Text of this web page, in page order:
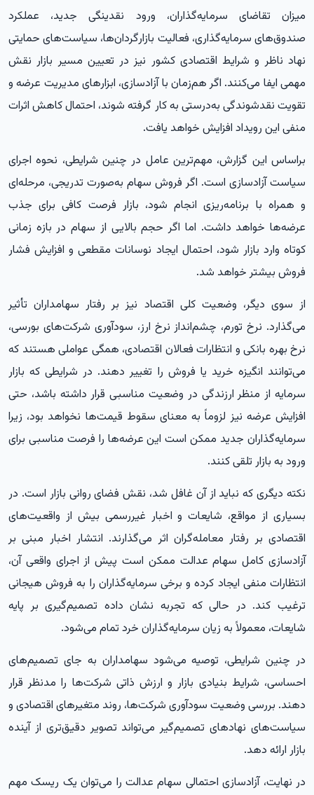
میزان تقاضای سرمایه‌گذاران، ورود نقدینگی جدید، عملکرد
صندوق‌های سرمایه‌گذاری، فعالیت بازارگردان‌ها، سیاست‌های حمایتی
نهاد ناظر و شرایط اقتصادی کشور نیز در تعیین مسیر بازار نقش
مهمی ایفا می‌کنند. اگر هم‌زمان با آزادسازی، ابزارهای مدیریت عرضه و
تقویت نقدشوندگی به‌درستی به کار گرفته شوند، احتمال کاهش اثرات
منفی این رویداد افزایش خواهد یافت.
براساس این گزارش، مهم‌ترین عامل در چنین شرایطی، نحوه اجرای
سیاست آزادسازی است. اگر فروش سهام به‌صورت تدریجی، مرحله‌ای
و همراه با برنامه‌ریزی انجام شود، بازار فرصت کافی برای جذب
عرضه‌ها خواهد داشت. اما اگر حجم بالایی از سهام در بازه زمانی
کوتاه وارد بازار شود، احتمال ایجاد نوسانات مقطعی و افزایش فشار
فروش بیشتر خواهد شد.
از سوی دیگر، وضعیت کلی اقتصاد نیز بر رفتار سهامداران تأثیر
می‌گذارد. نرخ تورم، چشم‌انداز نرخ ارز، سودآوری شرکت‌های بورسی،
نرخ بهره بانکی و انتظارات فعالان اقتصادی، همگی عواملی هستند که
می‌توانند انگیزه خرید یا فروش را تغییر دهند. در شرایطی که بازار
سرمایه از منظر ارزندگی در وضعیت مناسبی قرار داشته باشد، حتی
افزایش عرضه نیز لزوماً به معنای سقوط قیمت‌ها نخواهد بود، زیرا
سرمایه‌گذاران جدید ممکن است این عرضه‌ها را فرصت مناسبی برای
ورود به بازار تلقی کنند.
نکته دیگری که نباید از آن غافل شد، نقش فضای روانی بازار است. در
بسیاری از مواقع، شایعات و اخبار غیررسمی بیش از واقعیت‌های
اقتصادی بر رفتار معامله‌گران اثر می‌گذارند. انتشار اخبار مبنی بر
آزادسازی کامل سهام عدالت ممکن است پیش از اجرای واقعی آن،
انتظارات منفی ایجاد کرده و برخی سرمایه‌گذاران را به فروش هیجانی
ترغیب کند. در حالی که تجربه نشان داده تصمیم‌گیری بر پایه
شایعات، معمولاً به زیان سرمایه‌گذاران خرد تمام می‌شود.
در چنین شرایطی، توصیه می‌شود سهامداران به جای تصمیم‌های
احساسی، شرایط بنیادی بازار و ارزش ذاتی شرکت‌ها را مدنظر قرار
دهند. بررسی وضعیت سودآوری شرکت‌ها، روند متغیرهای اقتصادی و
سیاست‌های نهادهای تصمیم‌گیر می‌تواند تصویر دقیق‌تری از آینده
بازار ارائه دهد.
در نهایت، آزادسازی احتمالی سهام عدالت را می‌توان یک ریسک مهم